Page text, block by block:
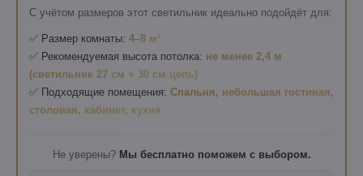
С учётом размеров этот светильник идеально подойдёт для:
✅ Размер комнаты: 4–8 м²
✅ Рекомендуемая высота потолка: не менее 2,4 м
(светильник 27 см + 30 см цепь)
✅ Подходящие помещения: Спальня, небольшая гостиная,
столовая, кабинет, кухня
Не уверены? Мы бесплатно поможем с выбором.